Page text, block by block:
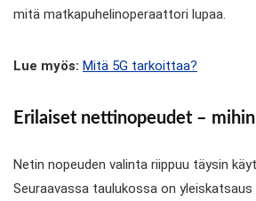
mitä matkapuhelinoperaattori lupaa.
Lue myös: Mitä 5G tarkoittaa?
Erilaiset nettinopeudet –
Netin nopeuden valinta riippuu täysin
Seuraavassa taulukossa on